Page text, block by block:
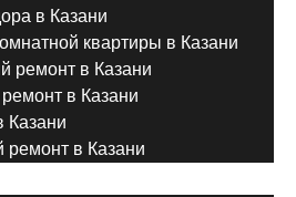
в Казани
квартиры в Казани
ремонт в Казани
в Казани
Казани
ремонт в Казани